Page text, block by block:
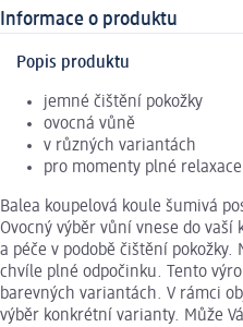
Informace o produktu
Popis produktu
jemné čištění pokožky
ovocná vůně
v různých variantách
pro momenty plné relaxace
Balea koupelová koule šumivá
Ovocný výběr vůní vnese do
a péče v podobě čištění
chvíle plné odpočinku. Tento
barevných variantách. V rámci
výběr konkrétní varianty. Může